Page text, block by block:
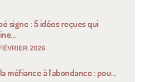
signe : 5 idées reçues qui
2026
méfiance à l’abondance : pou...